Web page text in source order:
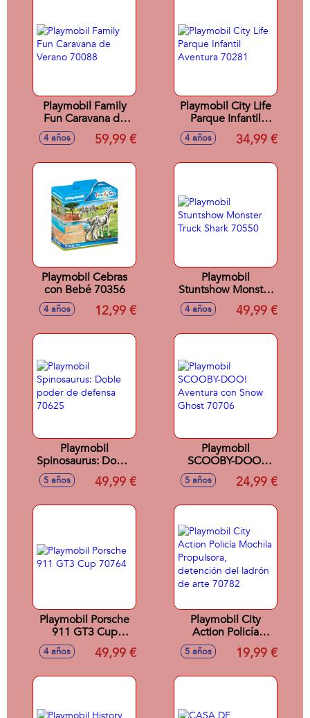
Playmobil Family
Fun Caravana de
Verano 70088
4 años 59,99 €
Playmobil City Life
Parque Infantil
Aventura 70281
4 años 34,99 €
Playmobil Cebras
con Bebé 70356
4 años 12,99 €
Playmobil
Stuntshow Monster
Truck Shark 70550
4 años 49,99 €
Playmobil
Spinosaurus: Doble
poder de defensa
70625
5 años 49,99 €
Playmobil
SCOOBY-DOO!
Aventura con Snow
Ghost 70706
5 años 24,99 €
Playmobil Porsche
911 GT3 Cup
70764
4 años 49,99 €
Playmobil City
Action Policía
Mochila Propulsora,
detención del
5 años 19,99 €